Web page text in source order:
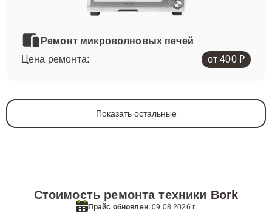
Ремонт микроволновых печей
Цена ремонта:
от 400 ₽
Показать остальные
Стоимость ремонта техники Bork
Прайс обновлен: 09.08.2026 г.